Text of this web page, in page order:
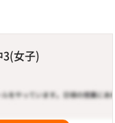
3(女子)